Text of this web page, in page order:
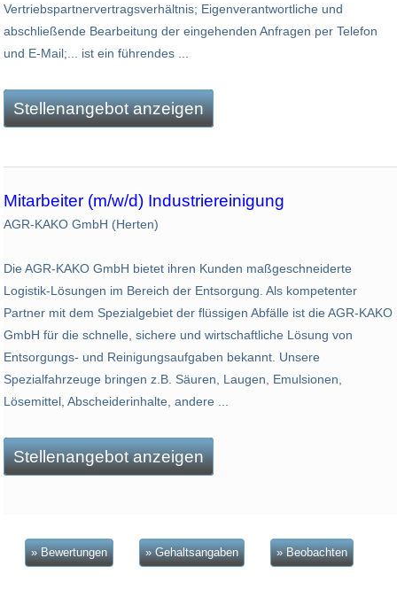
Vertriebspartnervertragsverhältnis; Eigenverantwortliche und
abschließende Bearbeitung der eingehenden Anfragen per Telefon
und E-Mail;... ist ein führendes ...
Stellenangebot anzeigen
Mitarbeiter (m/w/d) Industriereinigung
AGR-KAKO GmbH (Herten)
Die AGR-KAKO GmbH bietet ihren Kunden maßgeschneiderte
Logistik-Lösungen im Bereich der Entsorgung. Als kompetenter
Partner mit dem Spezialgebiet der flüssigen Abfälle ist die AGR-KAKO
GmbH für die schnelle, sichere und wirtschaftliche Lösung von
Entsorgungs- und Reinigungsaufgaben bekannt. Unsere
Spezialfahrzeuge bringen z.B. Säuren, Laugen, Emulsionen,
Lösemittel, Abscheiderinhalte, andere ...
Stellenangebot anzeigen
» Bewertungen » Gehaltsangaben » Beobachten